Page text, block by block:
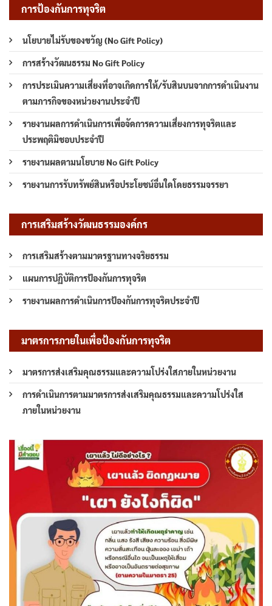
การป้องกันการทุจริต
นโยบายไม่รับของขวัญ (No Gift Policy)
การสร้างวัฒนธรรม No Gift Policy
การประเมินความเสี่ยงที่อาจเกิดการให้/รับสินบนจากการดำเนินงาน
ตามภารกิจของหน่วยงานประจำปี
รายงานผลการดำเนินการเพื่อจัดการความเสี่ยงการทุจริตและ
ประพฤติมิชอบประจำปี
รายงานผลตามนโยบาย No Gift Policy
รายงานการรับทรัพย์สินหรือประโยชน์อื่นใดโดยธรรมจรรยา
การเสริมสร้างวัฒนธรรมองค์กร
การเสริมสร้างตามมาตรฐานทางจริยธรรม
แผนการปฏิบัติการป้องกันการทุจริต
รายงานผลการดำเนินการป้องกันการทุจริตประจำปี
มาตรการภายในเพื่อป้องกันการทุจริต
มาตรการส่งเสริมคุณธรรมและความโปร่งใสภายในหน่วยงาน
การดำเนินการตามมาตรการส่งเสริมคุณธรรมและความโปร่งใส
ภายในหน่วยงาน